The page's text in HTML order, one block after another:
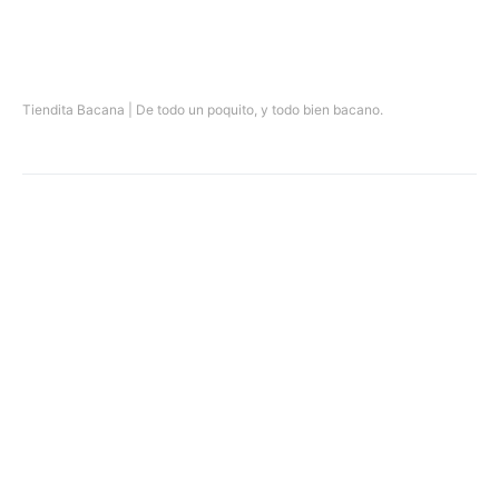
Tiendita Bacana | De todo un poquito, y todo bien bacano.